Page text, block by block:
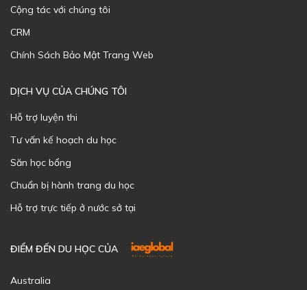
Cộng tác với chúng tôi
CRM
Chính Sách Bảo Mật Trang Web
DỊCH VỤ CỦA CHÚNG TÔI
Hỗ trợ luyện thi
Tư vấn kế hoạch du học
Săn học bổng
Chuẩn bị hành trang du học
Hỗ trợ trực tiếp ở nước sở tại
ĐIỂM ĐẾN DU HỌC CỦA
Australia